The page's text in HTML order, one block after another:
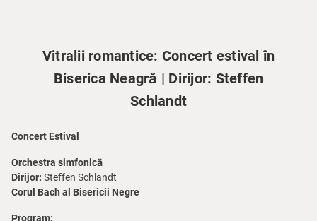
Vitralii romantice: Concert estival în
Biserica Neagră | Dirijor: Steffen
Schlandt
Concert Estival
Orchestra simfonică
Dirijor: Steffen Schlandt
Corul Bach al Bisericii Negre
Program: